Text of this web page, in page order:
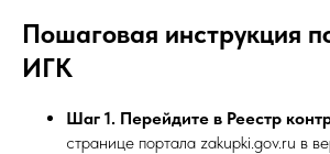
Пошаговая инструкция
ИГК
Шаг 1. Перейдите в Реестр
странице портала zakupki.gov.ru в